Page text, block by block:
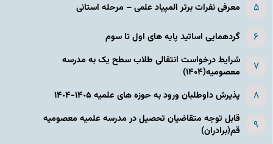
معرفی نفرات برتر المپیاد علمی – مرحله استانی
گردهمایی اساتید پایه های اول تا سوم
شرایط درخواست انتقالی طلاب سطح یک به مدرسه
معصومیه(۱۴۰۴)
پذیرش داوطلبان ورود به حوزه های علمیه ١۴٠۵-١۴٠۴
قابل توجه متقاضیان تحصیل در مدرسه علمیه معصومیه
قم(برادران)